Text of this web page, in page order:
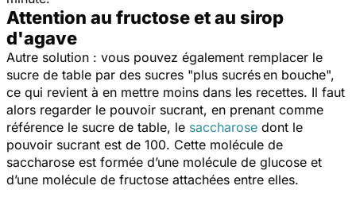
Attention au fructose et au sirop
d'agave
Autre solution : vous pouvez également remplacer le
sucre de table par des sucres "plus sucrés en bouche",
ce qui revient à en mettre moins dans les recettes. Il faut
alors regarder le pouvoir sucrant, en prenant comme
référence le sucre de table, le saccharose dont le
pouvoir sucrant est de 100. Cette molécule de
saccharose est formée d’une molécule de glucose et
d’une molécule de fructose attachées entre elles.